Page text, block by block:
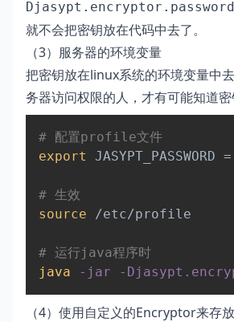
就不会把密钥放在代码中去了。
（3）服务器的环境变量
把密钥放在linux系统的环境变量中
务器访问权限的人，才有可能知道密
# 配置profile文件
export
JASYPT_PASSWORD =
# 生效
source /etc/profile
# 运行java程序时
java
-jar -
（4）使用自定义的Encryptor来存放